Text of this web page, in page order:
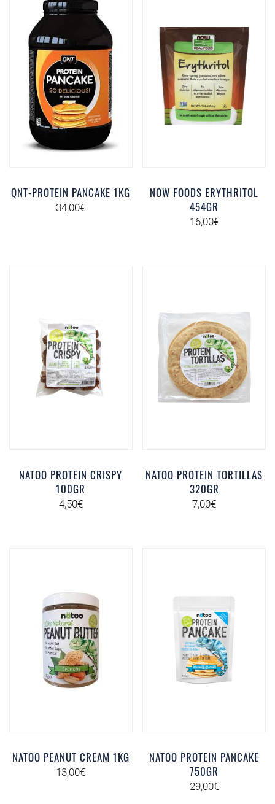
QNT-PROTEIN PANCAKE 1KG
34,00€
NOW FOODS ERYTHRITOL
454GR
16,00€
NATOO PROTEIN CRISPY
100GR
4,50€
NATOO PROTEIN TORTILLAS
320GR
7,00€
NATOO PEANUT CREAM 1KG
13,00€
NATOO PROTEIN PANCAKE
750GR
29,00€